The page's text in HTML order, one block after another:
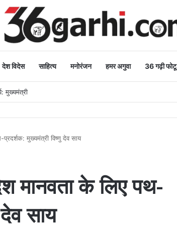
देश विदेस साहित्य मनोरंजन हमर अगुवा 36 गढ़ी फोटू
2026 का हुआ शुभारंभ
मुख्यमंत्री विष्णु देव साय
मानवता के लिए पथ-
साय